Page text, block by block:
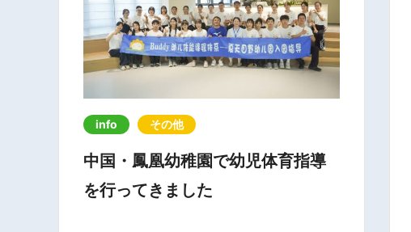
info その他
中国・鳳凰幼稚園で幼児体育指導
を行ってきました